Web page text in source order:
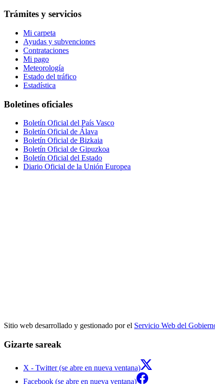
Trámites y servicios
Mi carpeta
Ayudas y subvenciones
Contrataciones
Mi pago
Meteorología
Estado del tráfico
Estadística
Boletines oficiales
Boletín Oficial del País Vasco
Boletín Oficial de Álava
Boletín Oficial de Bizkaia
Boletín Oficial de Gipuzkoa
Boletín Oficial del Estado
Diario Oficial de la Unión Europea
Sitio web desarrollado y gestionado por el Servicio Web del
Gizarte sareak
X - Twitter (se abre en nueva ventana)
Facebook (se abre en nueva ventana)